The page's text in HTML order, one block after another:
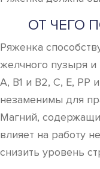
ОТ ЧЕГО
Ряженка
желчного пузыря
А, В1 и В2, С, Е, РР
незаменимы для
Магний,
влияет на работу
снизить уровень